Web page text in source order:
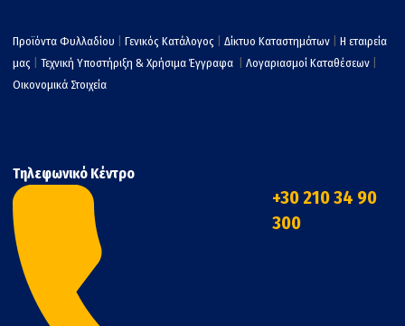
Προϊόντα Φυλλαδίου Γενικός Κατάλογος Δίκτυο Καταστημάτων
Η εταιρεία
μας
Τεχνική Υποστήριξη & Χρήσιμα Έγγραφα Λογαριασμοί Καταθέσεων
Οικονομικά Στοιχεία
Τηλεφωνικό Κέντρο
+30 210 34 90
300